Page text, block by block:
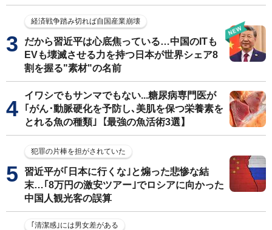
経済戦争踏み切れば自国産業崩壊
だから習近平は心底焦っている…中国のITも
EVも壊滅させる力を持つ日本が世界シェア8
割を握る"素材"の名前
イワシでもサンマでもない...糖尿病専門医が
｢がん･動脈硬化を予防し､美肌を保つ栄養素を
とれる魚の種類｣【最強の魚活術3選】
犯罪の片棒を担がされていた
習近平が｢日本に行くな｣と煽った悲惨な結
末…｢8万円の激安ツアー｣でロシアに向かった
中国人観光客の誤算
｢清潔感｣には男女差がある